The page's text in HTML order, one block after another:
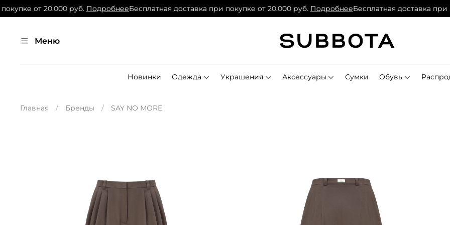
от 20.000 руб.ПодробнееБесплатная доставка при покупке от 20.000 руб.ПодробнееБесплатная доставка при
Меню
Новинки Одежда Украшения Аксессуары Сумки Обувь
Главная Бренды SAY NO MORE